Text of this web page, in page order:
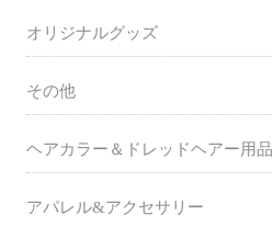
オリジナルグッズ
その他
ヘアカラー＆ドレッドヘアー用品
アパレル&アクセサリー